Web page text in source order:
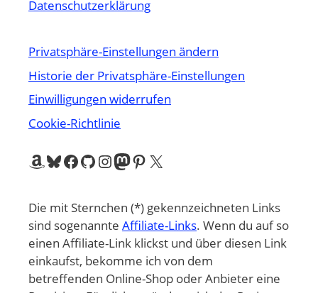
Datenschutzerklärung
Privatsphäre-Einstellungen ändern
Historie der Privatsphäre-Einstellungen
Einwilligungen widerrufen
Cookie-Richtlinie
Amazon
Bluesky
Facebook
GitHub
Instagram
Mastodon
Pinterest
X
Die mit Sternchen (*) gekennzeichneten Links
sind sogenannte Affiliate-Links. Wenn du auf so
einen Affiliate-Link klickst und über diesen Link
einkaufst, bekomme ich von dem
betreffenden Online-Shop oder Anbieter eine